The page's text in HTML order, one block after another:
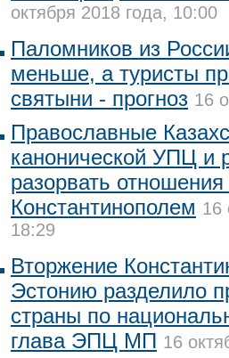
октября 2018 года, 10:00
Паломников из
меньше, а туристы
святыни - прогноз 16
Православные
канонической УПЦ и
разорвать отношения
Константинополем 16
18:29
Вторжение
Эстонию разделило
страны по
глава ЭПЦ МП 16